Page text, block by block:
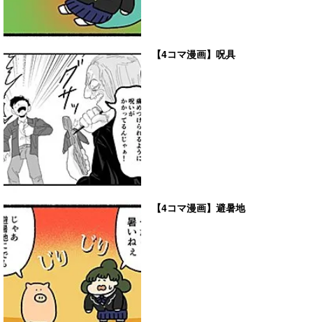
【4コマ漫画】呪具
【4コマ漫画】避暑地